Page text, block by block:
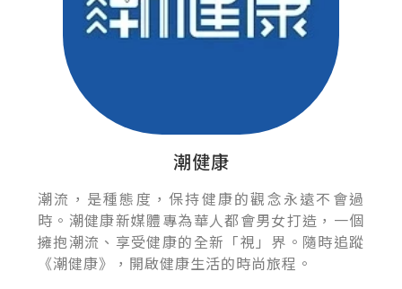
潮健康
潮流，是種態度，保持健康的觀念永遠不會過
時。潮健康新媒體專為華人都會男女打造，一個
擁抱潮流、享受健康的全新「視」界。隨時追蹤
《潮健康》，開啟健康生活的時尚旅程。